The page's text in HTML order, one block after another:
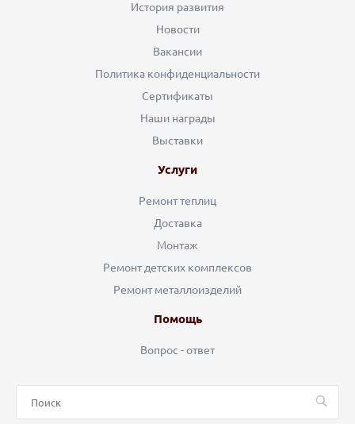
История развития
Новости
Вакансии
Политика конфиденциальности
Сертификаты
Наши награды
Выставки
Услуги
Ремонт теплиц
Доставка
Монтаж
Ремонт детских комплексов
Ремонт металлоизделий
Помощь
Вопрос - ответ